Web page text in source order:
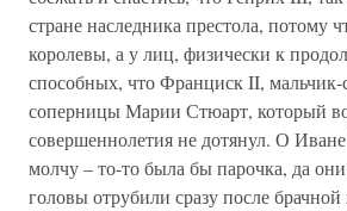
стране наследника престола, потому
королевы, а у лиц, физически к
способных, что Франциск II, мальчик-
соперницы Марии Стюарт, который
совершеннолетия не дотянул. О
молчу – то-то была бы парочка, да
головы отрубили сразу после